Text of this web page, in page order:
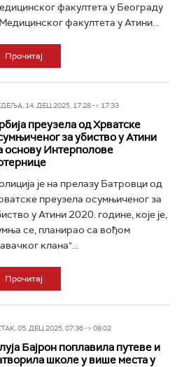
факултета у Београду
факултета у Атини...
Прочитај
14. ДЕЦ 2025, 17:28 -> 17:33
преузела од Хрватске
за убиство у Атини
основу Интерполове
је на прелазу Батровци од
преузела осумњиченог за
у Атини 2020. године, које је,
се, планирао са вођом
клана"...
Прочитај
05. ДЕЦ 2025, 07:36 -> 08:02
Бајрон поплавила путеве и
школе у више места у